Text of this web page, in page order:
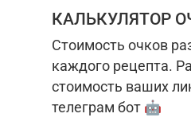
КАЛЬКУЛЯТОР
Стоимость очков
каждого рецепта.
стоимость ваших
телеграм бот 🤖